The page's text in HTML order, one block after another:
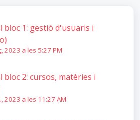
bloc 1: gestió d'usuaris i
2023 a les 5:27 PM
bloc 2: cursos, matèries i
2023 a les 11:27 AM